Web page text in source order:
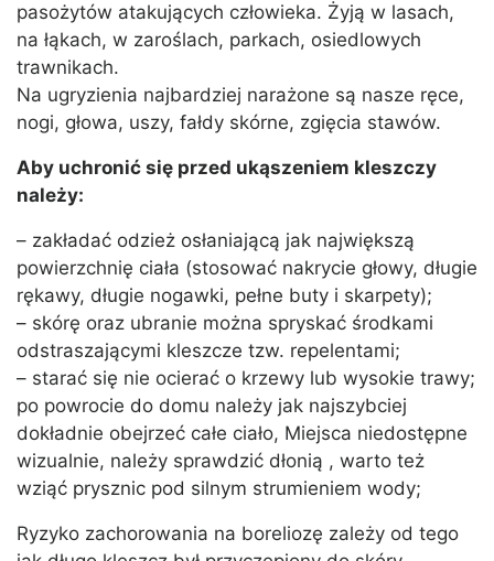
pasożytów atakujących człowieka. Żyją w lasach,
na łąkach, w zaroślach, parkach, osiedlowych
trawnikach.
Na ugryzienia najbardziej narażone są nasze ręce,
nogi, głowa, uszy, fałdy skórne, zgięcia stawów.
Aby uchronić się przed ukąszeniem kleszczy
należy:
– zakładać odzież osłaniającą jak największą
powierzchnię ciała (stosować nakrycie głowy, długie
rękawy, długie nogawki, pełne buty i skarpety);
– skórę oraz ubranie można spryskać środkami
odstraszającymi kleszcze tzw. repelentami;
– starać się nie ocierać o krzewy lub wysokie trawy;
po powrocie do domu należy jak najszybciej
dokładnie obejrzeć całe ciało, Miejsca niedostępne
wizualnie, należy sprawdzić dłonią , warto też
wziąć prysznic pod silnym strumieniem wody;
Ryzyko zachorowania na boreliozę zależy od tego